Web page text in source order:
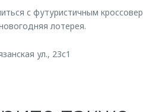
с футуристичным
лотерея.
ул., 23с1